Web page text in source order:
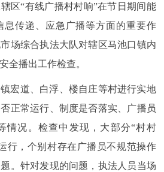
区“有线广播村村响”在节日期间能
息传递、应急广播等方面的重要作
场综合执法大队对辖区马池口镇内
全播出工作检查。
宏道、白浮、楼自庄等村进行实地
正常运行、制度是否落实、广播员
情况。检查中发现，大部分“村村
行，个别村存在广播员不规范操作
。针对发现的问题，执法人员当场